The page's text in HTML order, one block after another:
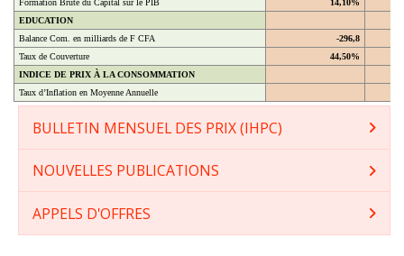
EDUCATION
Balance Com. en milliards de F CFA
-296,8
Taux de Couverture
44,50%
INDICE DE PRIX À LA CONSOMMATION
Taux d’Inflation en Moyenne Annuelle